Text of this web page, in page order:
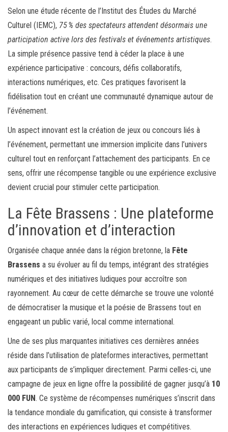
Selon une étude récente de l’Institut des Études du Marché
Culturel (IEMC), 75 % des spectateurs attendent désormais une
participation active lors des festivals et événements artistiques.
La simple présence passive tend à céder la place à une
expérience participative : concours, défis collaboratifs,
interactions numériques, etc. Ces pratiques favorisent la
fidélisation tout en créant une communauté dynamique autour de
l’événement.
Un aspect innovant est la création de jeux ou concours liés à
l’événement, permettant une immersion implicite dans l’univers
culturel tout en renforçant l’attachement des participants. En ce
sens, offrir une récompense tangible ou une expérience exclusive
devient crucial pour stimuler cette participation.
La Fête Brassens : Une plateforme
d’innovation et d’interaction
Organisée chaque année dans la région bretonne, la Fête
Brassens a su évoluer au fil du temps, intégrant des stratégies
numériques et des initiatives ludiques pour accroître son
rayonnement. Au cœur de cette démarche se trouve une volonté
de démocratiser la musique et la poésie de Brassens tout en
engageant un public varié, local comme international.
Une de ses plus marquantes initiatives ces dernières années
réside dans l’utilisation de plateformes interactives, permettant
aux participants de s’impliquer directement. Parmi celles-ci, une
campagne de jeux en ligne offre la possibilité de gagner jusqu’à 10
000 FUN. Ce système de récompenses numériques s’inscrit dans
la tendance mondiale du gamification, qui consiste à transformer
des interactions en expériences ludiques et compétitives.